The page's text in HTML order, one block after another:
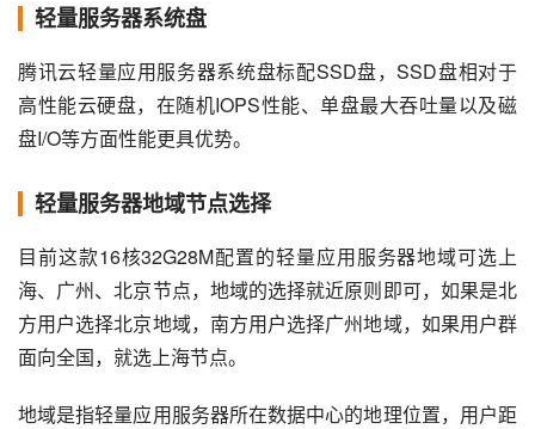
轻量服务器系统盘
腾讯云轻量应用服务器系统盘标配SSD盘，SSD盘相对于
高性能云硬盘，在随机IOPS性能、单盘最大吞吐量以及磁
盘I/O等方面性能更具优势。
轻量服务器地域节点选择
目前这款16核32G28M配置的轻量应用服务器地域可选上
海、广州、北京节点，地域的选择就近原则即可，如果是北
方用户选择北京地域，南方用户选择广州地域，如果用户群
面向全国，就选上海节点。
地域是指轻量应用服务器所在数据中心的地理位置，用户距